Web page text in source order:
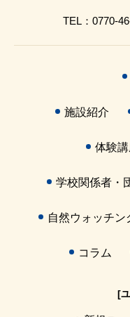
TEL：0770-
施設紹介
体験
学校関係者・
自然ウォッチン
コラム
[